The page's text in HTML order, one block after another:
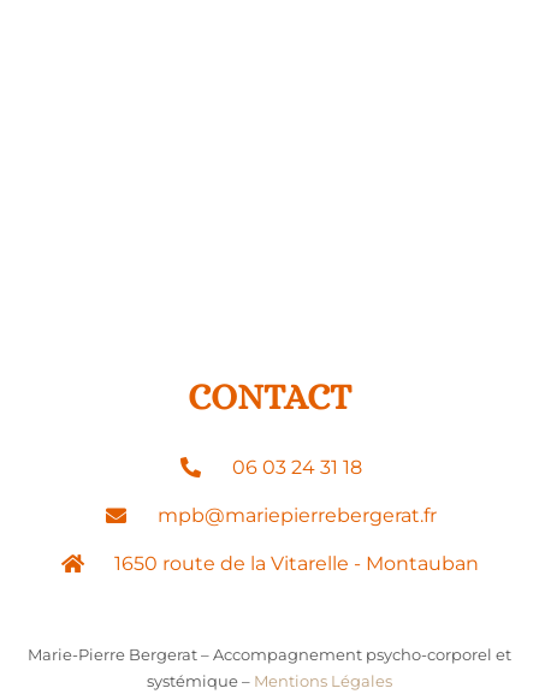
CONTACT
06 03 24 31 18
mpb@mariepierrebergerat.fr
1650 route de la Vitarelle - Montauban
Marie-Pierre Bergerat – Accompagnement psycho-corporel et
systémique – Mentions Légales